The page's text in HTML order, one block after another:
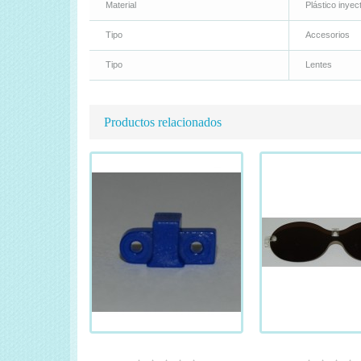
Material Plástico
Tipo Accesorios
Tipo Lentes
Productos relacionados